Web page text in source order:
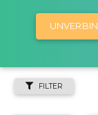
FILTER